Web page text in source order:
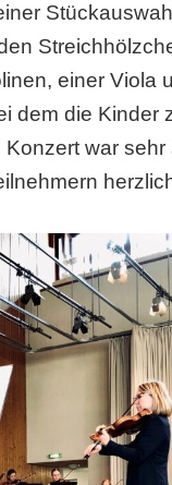
einer Viola
dem die Kinder
war sehr